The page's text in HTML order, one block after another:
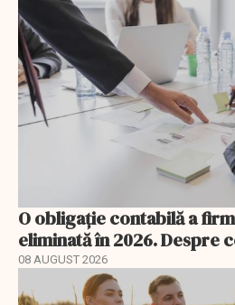
O obligație contabilă a
eliminată în 2026. Despre
08 AUGUST 2026